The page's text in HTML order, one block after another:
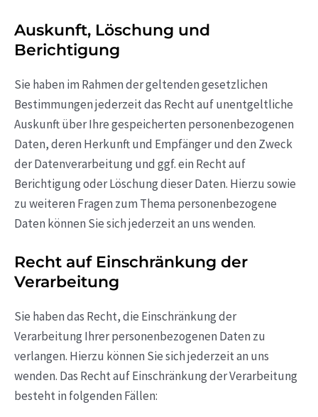
Auskunft, Löschung und
Berichtigung
Sie haben im Rahmen der geltenden gesetzlichen
Bestimmungen jederzeit das Recht auf unentgeltliche
Auskunft über Ihre gespeicherten personenbezogenen
Daten, deren Herkunft und Empfänger und den Zweck
der Datenverarbeitung und ggf. ein Recht auf
Berichtigung oder Löschung dieser Daten. Hierzu sowie
zu weiteren Fragen zum Thema personenbezogene
Daten können Sie sich jederzeit an uns wenden.
Recht auf Einschränkung der
Verarbeitung
Sie haben das Recht, die Einschränkung der
Verarbeitung Ihrer personenbezogenen Daten zu
verlangen. Hierzu können Sie sich jederzeit an uns
wenden. Das Recht auf Einschränkung der Verarbeitung
besteht in folgenden Fällen: